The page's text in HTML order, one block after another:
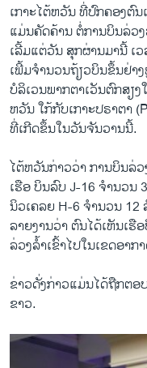
ພາສາຕ່າງໆ
ເກາະໄຕ້ຫວັນ ທີ່ປົກຄອງຕົ
ແມ່ນຄັດຄ້ານ ຕໍ່ການບິນລ່ວ
ເລີ້ມແຕ່ວັນ ສຸກຜ່ານມານີ້ ເ
ເພີ້ມຈຳນວນຖ້ຽວບິນຂຶ້ນຢ່າ
ບໍລິເວນພາກຕາເວັນຕົກສຽ
ຫວັນ ໃກ້ກັບເກາະປຣາຕາ
ທີ່ເກີດຂຶ້ນໃນວັນຈັນວານນີ້.
ໄຕ້ຫວັນກ່າວວ່າ ການບິນລ່
ເຮືອ ບິນລົບ J-16 ຈຳນວນ
ນິວເຄລຍ H-6 ຈໍານວນ
ລາຍງານວ່າ ຕົນໄດ້ເຫັນເ
ລ່ວງລ້ຳເຂົ້າໄປໃນເຂດອາກ
ຂ່າວດັ່ງກ່າວແມ່ນໄດ້ຖືກຕອ
ຂາວ.